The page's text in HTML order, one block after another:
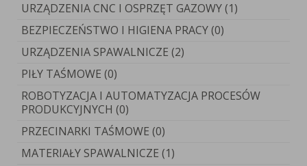
URZĄDZENIA CNC I OSPRZĘT GAZOWY (1)
BEZPIECZEŃSTWO I HIGIENA PRACY (0)
URZĄDZENIA SPAWALNICZE (2)
PIŁY TAŚMOWE (0)
ROBOTYZACJA I AUTOMATYZACJA PROCESÓW
PRODUKCYJNYCH (0)
PRZECINARKI TAŚMOWE (0)
MATERIAŁY SPAWALNICZE (1)